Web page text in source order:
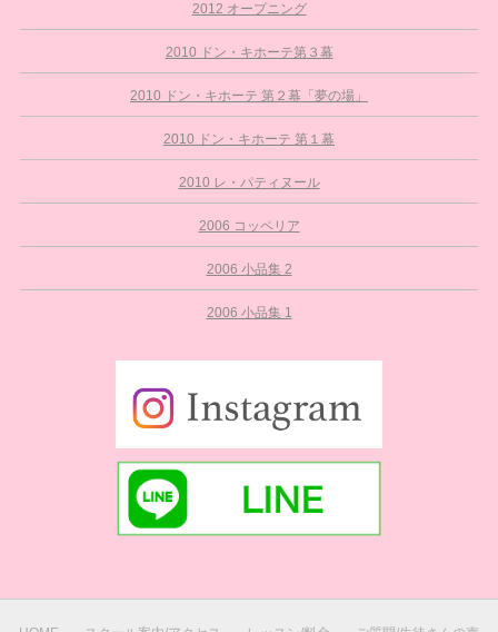
2012 オープニング
2010 ドン・キホーテ第３幕
2010 ドン・キホーテ 第２幕「夢の場」
2010 ドン・キホーテ 第１幕
2010 レ・パティヌール
2006 コッペリア
2006 小品集 2
2006 小品集 1